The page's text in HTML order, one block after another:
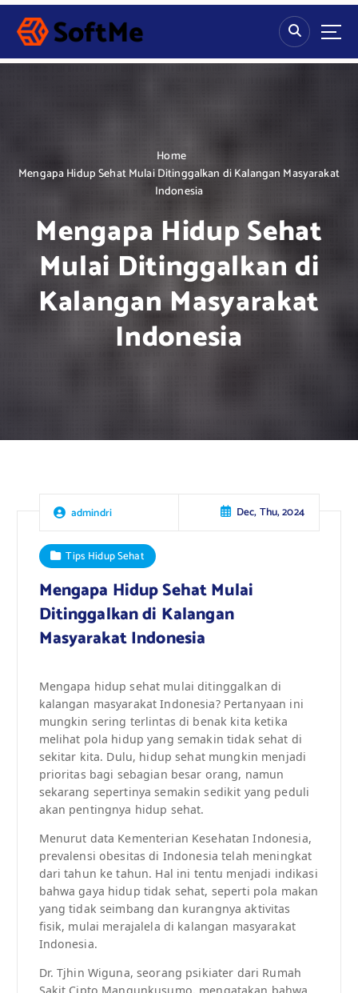
S
p
Home
Mengapa Hidup Sehat Mulai Ditinggalkan di Kalangan Masyarakat
Indonesia
Mengapa Hidup Sehat
Mulai Ditinggalkan di
Kalangan Masyarakat
Indonesia
admindri Dec, Thu, 2024
Tips Hidup Sehat
Mengapa Hidup Sehat Mulai
Ditinggalkan di Kalangan
Masyarakat Indonesia
Mengapa hidup sehat mulai ditinggalkan di
kalangan masyarakat Indonesia? Pertanyaan ini
mungkin sering terlintas di benak kita ketika
melihat pola hidup yang semakin tidak sehat di
sekitar kita. Dulu, hidup sehat mungkin menjadi
prioritas bagi sebagian besar orang, namun
sekarang sepertinya semakin sedikit yang peduli
akan pentingnya hidup sehat.
Menurut data Kementerian Kesehatan Indonesia,
prevalensi obesitas di Indonesia telah meningkat
dari tahun ke tahun. Hal ini tentu menjadi indikasi
bahwa gaya hidup tidak sehat, seperti pola makan
yang tidak seimbang dan kurangnya aktivitas
fisik, mulai merajalela di kalangan masyarakat
Indonesia.
Dr. Tjhin Wiguna, seorang psikiater dari Rumah